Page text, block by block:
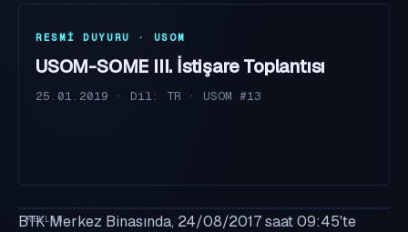
RESMI DUYURU · USOM
USOM-SOME III. İstişare Toplantısı
25.01.2019 · Dil: TR · USOM #13
BTK Merkez Binasında, 24/08/2017 saat 09:45'te